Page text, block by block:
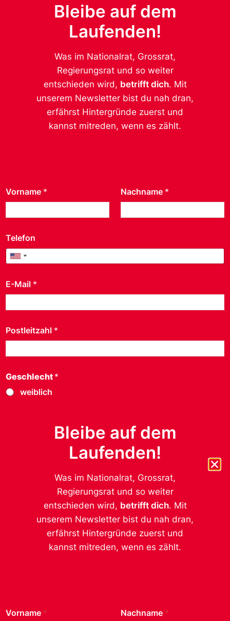
Bleibe auf dem
Laufenden!
Was im Nationalrat, Grossrat,
Regierungsrat und so weiter
entschieden wird, betrifft dich. Mit
unserem Newsletter bist du nah dran,
erfährst Hintergründe zuerst und
kannst mitreden, wenn es zählt.
Vorname * Nachname *
Telefon
United States +1
United States +1
E-Mail *
Postleitzahl *
Geschlecht *
weiblich
Datenschutz ist uns wichtig.*
Ich möchte von der SP Kanton Thurgau auf dem
Laufenden gehalten werden. Die Daten werden
nicht an Dritte weitergegeben, mehr dazu
https://sp-tg.ch/impressum/.
Absenden
Instagram
Bleibe auf dem
Laufenden!
Was im Nationalrat, Grossrat,
Regierungsrat und so weiter
entschieden wird, betrifft dich. Mit
unserem Newsletter bist du nah dran,
erfährst Hintergründe zuerst und
kannst mitreden, wenn es zählt.
Vorname * Nachname *